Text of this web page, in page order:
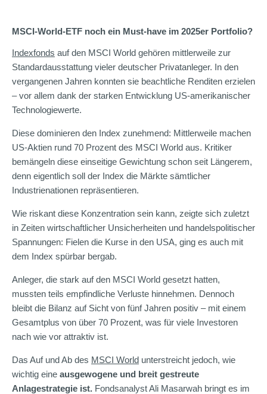
MSCI-World-ETF noch ein Must-have im 2025er Portfolio?
Indexfonds auf den MSCI World gehören mittlerweile zur
Standardausstattung vieler deutscher Privatanleger. In den
vergangenen Jahren konnten sie beachtliche Renditen erzielen
– vor allem dank der starken Entwicklung US-amerikanischer
Technologiewerte.
Diese dominieren den Index zunehmend: Mittlerweile machen
US-Aktien rund 70 Prozent des MSCI World aus. Kritiker
bemängeln diese einseitige Gewichtung schon seit Längerem,
denn eigentlich soll der Index die Märkte sämtlicher
Industrienationen repräsentieren.
Wie riskant diese Konzentration sein kann, zeigte sich zuletzt
in Zeiten wirtschaftlicher Unsicherheiten und handelspolitischer
Spannungen: Fielen die Kurse in den USA, ging es auch mit
dem Index spürbar bergab.
Anleger, die stark auf den MSCI World gesetzt hatten,
mussten teils empfindliche Verluste hinnehmen. Dennoch
bleibt die Bilanz auf Sicht von fünf Jahren positiv – mit einem
Gesamtplus von über 70 Prozent, was für viele Investoren
nach wie vor attraktiv ist.
Das Auf und Ab des MSCI World unterstreicht jedoch, wie
wichtig eine ausgewogene und breit gestreute
Anlagestrategie ist. Fondsanalyst Ali Masarwah bringt es im